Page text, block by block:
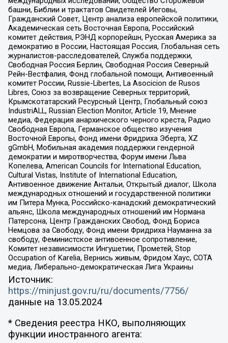
башни, Библии и трактатов Свидетелей Иеговы,
Гражданский Совет, Центр анализа европейской политики,
Академическая сеть Восточная Европа, Российский
комитет действия, РЭНД корпорейшн, Русская Америка за
демократию в России, Настоящая Россия, Глобальная сеть
журналистов-расследователей, Служба поддержки,
Свободная Россия Берлин, Свободная Россия Северный
Рейн-Вестфалия, Фонд глобальной помощи, Антивоенный
комитет России, Russie-Libertes, La Asocicion de Rusos
Libres, Союз за возвращение Северных территорий,
Крымскотатарский Ресурсный Центр, Глобальный союз
IndustriALL, Russian Election Monitor, Article 19, Мнение
медиа, Федерация анархического черного креста, Радио
Свободная Европа, Германское общество изучения
Восточной Европы, Фонд имени Фридриха Эберта, XZ
gGmbH, Мобильная академия поддержки гендерной
демократии и миротворчества, Форум имени Льва
Копелева, American Councils for International Education,
Cultural Vistas, Institute of International Education,
Антивоенное движение Антальи, Открытый диалог, Школа
международных отношений и государственной политики
им Питера Мунка, Российско-канадский демократический
альянс, Школа международных отношений им Нормана
Патерсона, Центр Гражданских Свобод, Фонд Бориса
Немцова за Свободу, Фонд имени Фридриха Науманна за
свободу, Феминистское антивоенное сопротивление,
Комитет независимости Ингушетии, Прометей, Stop
Occupation of Karelia, Вернись живым, Фридом Хаус, СОТА
медиа, Либерально-демократическая Лига Украины
Источник:
https://minjust.gov.ru/ru/documents/7756/
данные на 13.05.2024
* Сведения реестра НКО, выполняющих
функции иностранного агента: